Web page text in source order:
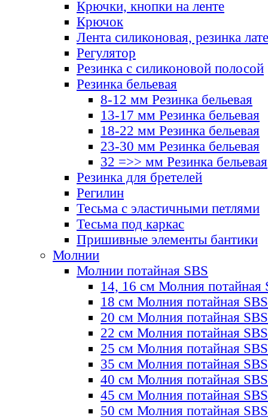
Крючки, кнопки на ленте
Крючок
Лента силиконовая, резинка
Регулятор
Резинка с силиконовой полосой
Резинка бельевая
8-12 мм Резинка бельевая
13-17 мм Резинка бельевая
18-22 мм Резинка бельевая
23-30 мм Резинка бельевая
32 =>> мм Резинка бельевая
Резинка для бретелей
Регилин
Тесьма с эластичными петлями
Тесьма под каркас
Пришивные элементы бантики
Молнии
Молнии потайная SBS
14, 16 см Молния потайная
18 см Молния потайная SBS
20 см Молния потайная SBS
22 см Молния потайная SBS
25 см Молния потайная SBS
35 см Молния потайная SBS
40 см Молния потайная SBS
45 см Молния потайная SBS
50 см Молния потайная SBS